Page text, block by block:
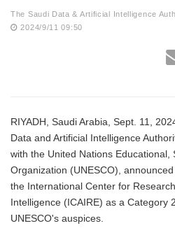
The Saudi Data & Artificial Intelligence
2024/9/11 09:50
RIYADH, Saudi Arabia, Sept. 11,
Data and Artificial Intelligence
with the United Nations Educational,
Organization (UNESCO),
the International Center for
Intelligence (ICAIRE) as a Category
UNESCO's auspices.